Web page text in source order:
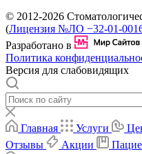
© 2012-2026
(Лицензия №ЛО −32-01-
Разработано в
Политика
Версия для слабовидящих
Главная Услуги
Отзывы
Акции